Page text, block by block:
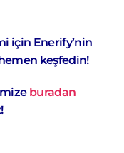
için Enerify’nin
keşfedin!
buradan